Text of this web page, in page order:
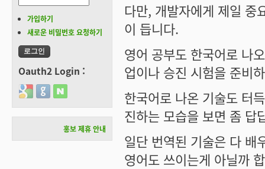
다만, 개발자에게 제일 중
이 듭니다.
영어 공부도 한국어로 나
업이나 승진 시험을 준비
한국어로 나온 기술도 터
진하는 모습을 보면 좀 답
일단 번역된 기술은 다 배
영어도 쓰이는게 아닐까
가입하기
새로운 비밀번호 요청하기
Oauth2 Login :
Login with Google
Login with GitHub
Login with Naver
홍보 제휴 안내